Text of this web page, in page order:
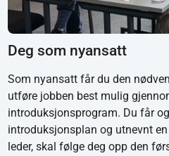
Deg som nyansatt
Som nyansatt får du den
utføre jobben best mulig
introduksjonsprogram. Du får
introduksjonsplan og utnevnt
leder, skal følge deg opp den